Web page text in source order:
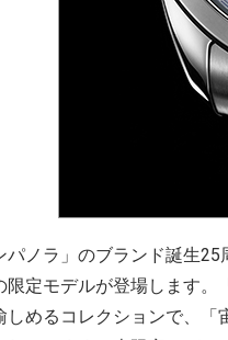
パノラ」のブランド誕生
限定モデルが登場します
しめるコレクションで、